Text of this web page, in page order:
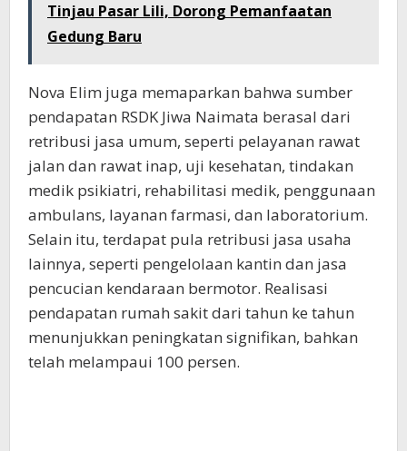
Tinjau Pasar Lili, Dorong Pemanfaatan
Gedung Baru
Nova Elim juga memaparkan bahwa sumber
pendapatan RSDK Jiwa Naimata berasal dari
retribusi jasa umum, seperti pelayanan rawat
jalan dan rawat inap, uji kesehatan, tindakan
medik psikiatri, rehabilitasi medik, penggunaan
ambulans, layanan farmasi, dan laboratorium.
Selain itu, terdapat pula retribusi jasa usaha
lainnya, seperti pengelolaan kantin dan jasa
pencucian kendaraan bermotor. Realisasi
pendapatan rumah sakit dari tahun ke tahun
menunjukkan peningkatan signifikan, bahkan
telah melampaui 100 persen.